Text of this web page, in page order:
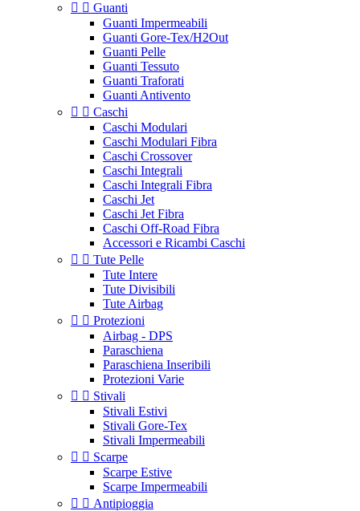
  Guanti
Guanti Impermeabili
Guanti Gore-Tex/H2Out
Guanti Pelle
Guanti Tessuto
Guanti Traforati
Guanti Antivento
  Caschi
Caschi Modulari
Caschi Modulari Fibra
Caschi Crossover
Caschi Integrali
Caschi Integrali Fibra
Caschi Jet
Caschi Jet Fibra
Caschi Off-Road Fibra
Accessori e Ricambi Caschi
  Tute Pelle
Tute Intere
Tute Divisibili
Tute Airbag
  Protezioni
Airbag - DPS
Paraschiena
Paraschiena Inseribili
Protezioni Varie
  Stivali
Stivali Estivi
Stivali Gore-Tex
Stivali Impermeabili
  Scarpe
Scarpe Estive
Scarpe Impermeabili
  Antipioggia